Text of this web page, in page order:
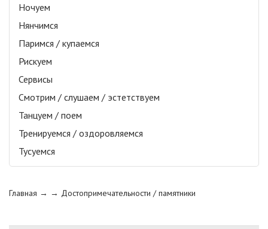
Ночуем
Нянчимся
Паримся / купаемся
Рискуем
Сервисы
Смотрим / слушаем / эстетствуем
Танцуем / поем
Тренируемся / оздоровляемся
Тусуемся
Главная → → Достопримечательности / памятники